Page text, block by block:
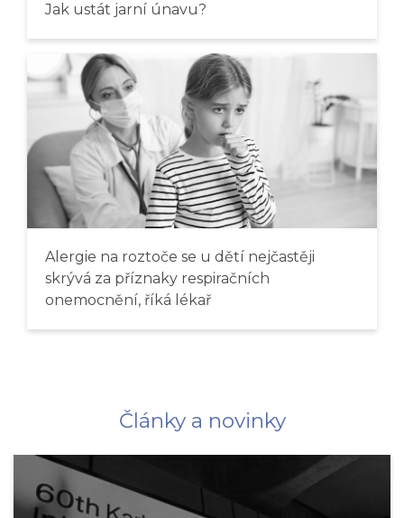
Jak ustát jarní únavu?
Alergie na roztoče se u dětí nejčastěji
skrývá za příznaky respiračních
onemocnění, říká lékař
Články a novinky